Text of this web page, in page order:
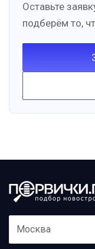
Оставьте
подберём то,
Москва